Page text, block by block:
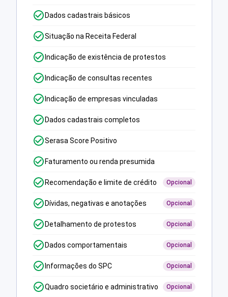
Dados cadastrais básicos
Situação na Receita Federal
Indicação de existência de protestos
Indicação de consultas recentes
Indicação de empresas vinculadas
Dados cadastrais completos
Serasa Score Positivo
Faturamento ou renda presumida
Recomendação e limite de crédito Opcional
Dívidas, negativas e anotações Opcional
Detalhamento de protestos Opcional
Dados comportamentais Opcional
Informações do SPC Opcional
Quadro societário e administrativo Opcional